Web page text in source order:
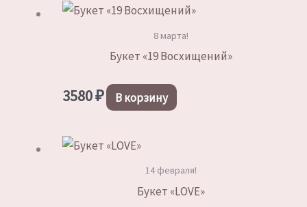
8 марта!
Букет «19 Восхищений»
3580₽ В корзину
14 февраля!
Букет «LOVE»